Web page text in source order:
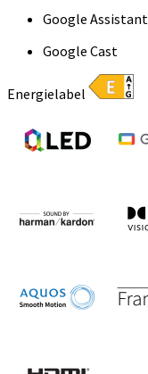
Google Assistant
Google Cast
Energielabel